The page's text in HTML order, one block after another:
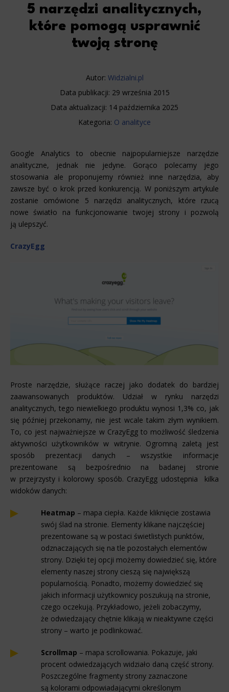
5 narzędzi analitycznych,
które pomogą usprawnić
twoją stronę
Autor: Widzialni.pl
Data publikacji: 29 września 2015
Data aktualizacji: 14 października 2025
Kategoria: O analityce
Google Analytics to obecnie najpopularniejsze narzędzie
analityczne, jednak nie jedyne. Gorąco polecamy jego
stosowania ale proponujemy również inne narzędzia, aby
zawsze być o krok przed konkurencją. W poniższym artykule
zostanie omówione 5 narzędzi analitycznych, które rzucą
nowe światło na funkcjonowanie twojej strony i pozwolą
ją ulepszyć.
CrazyEgg
Proste narzędzie, służące raczej jako dodatek do bardziej
zaawansowanych produktów. Udział w rynku narzędzi
analitycznych, tego niewielkiego produktu wynosi 1,3% co, jak
się później przekonamy, nie jest wcale takim złym wynikiem.
To, co jest najważniejsze w CrazyEgg to możliwość śledzenia
aktywności użytkowników w witrynie. Ogromną zaletą jest
sposób prezentacji danych – wszystkie informacje
prezentowane są bezpośrednio na badanej stronie
w przejrzysty i kolorowy sposób. CrazyEgg udostępnia kilka
widoków danych:
Heatmap – mapa ciepła. Każde kliknięcie zostawia
swój ślad na stronie. Elementy klikane najczęściej
prezentowane są w postaci świetlistych punktów,
odznaczających się na tle pozostałych elementów
strony. Dzięki tej opcji możemy dowiedzieć się, które
elementy naszej strony cieszą się największą
popularnością. Ponadto, możemy dowiedzieć się
jakich informacji użytkownicy poszukują na stronie,
czego oczekują. Przykładowo, jeżeli zobaczymy,
że odwiedzający chętnie klikają w nieaktywne części
strony – warto je podlinkować.
Scrollmap – mapa scrollowania. Pokazuje, jaki
procent odwiedzających widziało daną część strony.
Poszczególne fragmenty strony zaznaczone
są kolorami odpowiadającymi określonym